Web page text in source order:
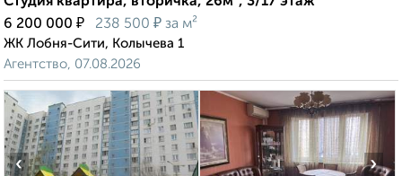
6 200 000 ₽ 238 500 ₽ за м²
ЖК Лобня-Сити, Колычева 1
Агентство, 07.08.2026
‹ ›